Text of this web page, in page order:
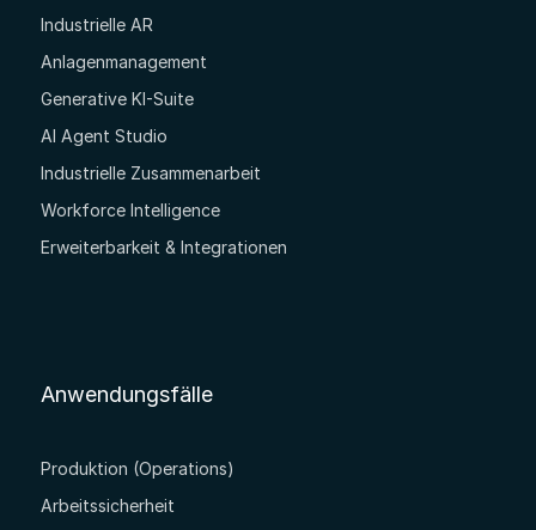
Industrielle AR
Anlagenmanagement
Generative KI-Suite
AI Agent Studio
Industrielle Zusammenarbeit
Workforce Intelligence
Erweiterbarkeit & Integrationen
Anwendungsfälle
Produktion (Operations)
Arbeitssicherheit